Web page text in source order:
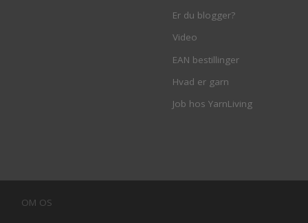
Er du blogger?
Video
EAN bestillinger
Hvad er garn
Job hos YarnLiving
OM OS